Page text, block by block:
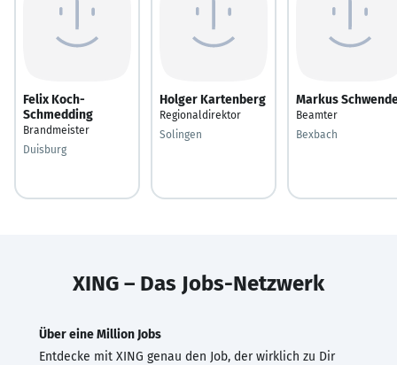
Felix Koch-
Schmedding
Brandmeister
Duisburg
Holger Kartenberg
Regionaldirektor
Solingen
Markus
Beamter
Bexbach
XING – Das Jobs-Netzwerk
Über eine Million Jobs
Entdecke mit XING genau den Job, der wirklich zu Dir